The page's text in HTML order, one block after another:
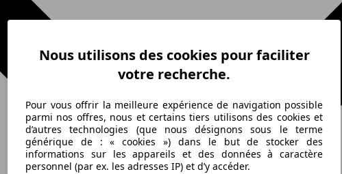
Nous utilisons des cookies pour faciliter
votre recherche.
Pour vous offrir la meilleure expérience de navigation possible
parmi nos offres, nous et certains tiers utilisons des cookies et
d’autres technologies (que nous désignons sous le terme
générique de : « cookies ») dans le but de stocker des
informations sur les appareils et des données à caractère
personnel (par ex. les adresses IP) et d’y accéder.